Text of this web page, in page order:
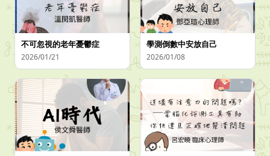
不可忽視的老年憂鬱症
2026/01/21
學測倒數中安放自己
2026/01/08